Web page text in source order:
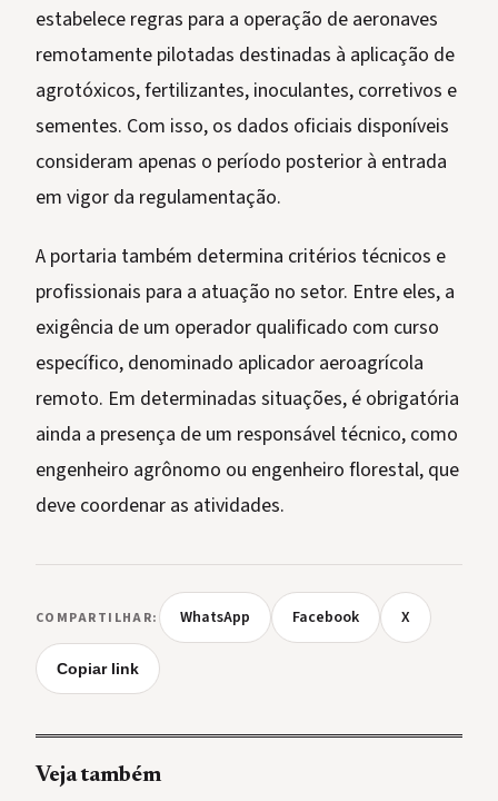
estabelece regras para a operação de aeronaves
remotamente pilotadas destinadas à aplicação de
agrotóxicos, fertilizantes, inoculantes, corretivos e
sementes. Com isso, os dados oficiais disponíveis
consideram apenas o período posterior à entrada
em vigor da regulamentação.
A portaria também determina critérios técnicos e
profissionais para a atuação no setor. Entre eles, a
exigência de um operador qualificado com curso
específico, denominado aplicador aeroagrícola
remoto. Em determinadas situações, é obrigatória
ainda a presença de um responsável técnico, como
engenheiro agrônomo ou engenheiro florestal, que
deve coordenar as atividades.
COMPARTILHAR: WhatsApp Facebook X
Copiar link
Veja também